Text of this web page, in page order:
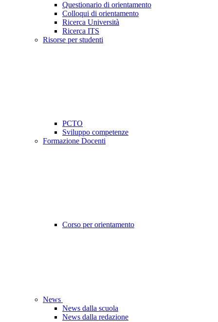
Questionario di orientamento
Colloqui di orientamento
Ricerca Università
Ricerca ITS
Risorse per studenti
PCTO
Sviluppo competenze
Formazione Docenti
Corso per orientamento
News
News dalla scuola
News dalla redazione